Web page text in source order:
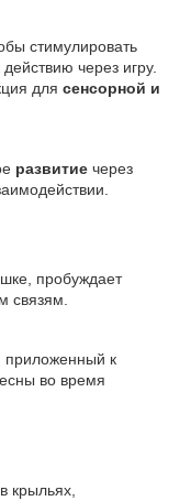
стимулировать
через игру.
для сенсорной и
развитие через
пробуждает
связям.
приложенный к
во время
крыльях,